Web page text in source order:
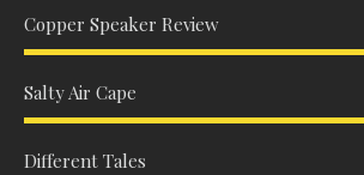
Copper Speaker Review
Salty Air Cape
Different Tales